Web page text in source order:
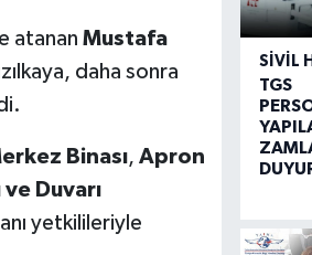
atanan Mustafa
daha sonra
Binası, Apron
Duvarı
yetkilileriyle
SIVIL
TGS